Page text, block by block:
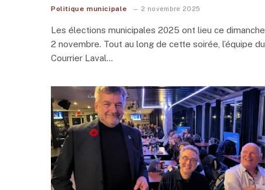
Politique municipale 2 novembre 2025
Les élections municipales 2025 ont lieu ce dimanche
2 novembre. Tout au long de cette soirée, l’équipe du
Courrier Laval…